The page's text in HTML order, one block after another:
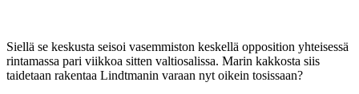
Siellä se keskusta seisoi vasemmiston keskellä opposition yhteisessä
rintamassa pari viikkoa sitten valtiosalissa. Marin kakkosta siis
taidetaan rakentaa Lindtmanin varaan nyt oikein tosissaan?